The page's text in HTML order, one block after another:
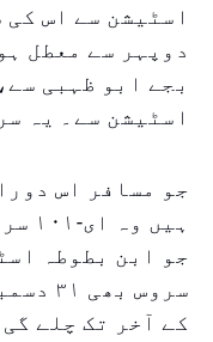
اسٹیشن سے۔ یہ سروس ۴ جنوری تک
جو مسافر اس
کے آخر تک چلے